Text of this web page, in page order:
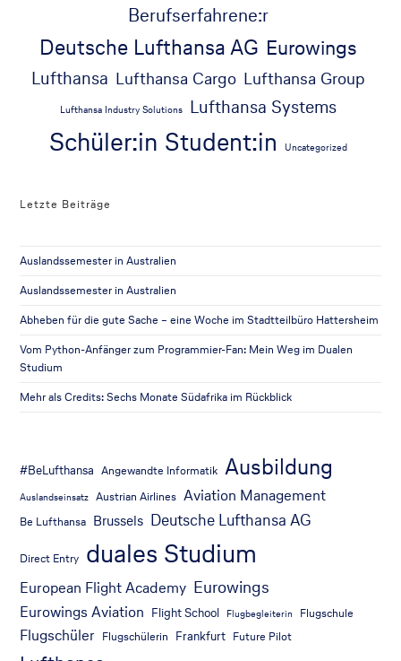
Berufserfahrene:r
Deutsche Lufthansa AG Eurowings
Lufthansa Lufthansa Cargo Lufthansa Group
Lufthansa Industry Solutions Lufthansa Systems
Schüler:in Student:in Uncategorized
Letzte Beiträge
Auslandssemester in Australien
Auslandssemester in Australien
Abheben für die gute Sache – eine Woche im Stadtteilbüro Hattersheim
Vom Python-Anfänger zum Programmier-Fan: Mein Weg im Dualen
Studium
Mehr als Credits: Sechs Monate Südafrika im Rückblick
#BeLufthansa Angewandte Informatik Ausbildung
Auslandseinsatz Austrian Airlines Aviation Management
Be Lufthansa Brussels Deutsche Lufthansa AG
Direct Entry duales Studium
European Flight Academy Eurowings
Eurowings Aviation Flight School Flugbegleiterin Flugschule
Flugschüler Flugschülerin Frankfurt Future Pilot